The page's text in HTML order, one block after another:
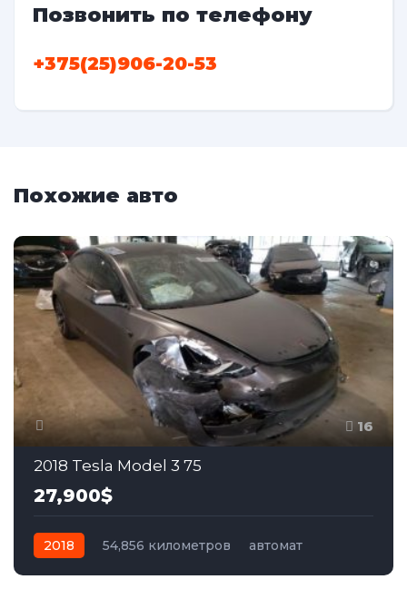
Позвонить по телефону
+375(25)906-20-53
Похожие авто
16
2018 Tesla Model 3 75
27,900$
2018 54,856 километров
автомат